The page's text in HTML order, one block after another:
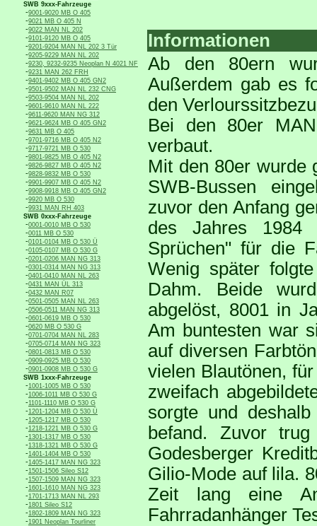
SWB 9xxx-Fahrzeuge
-9001-9020 MB O 405
-9021 MB O 405 N
-9022 MAN NL 202
-9101-9120 MB O 405
-9201-9204 MAN NL 202 3 Tür
-9205-9229 MAN NL 202
-9230, 9232-9235 Neoplan N 4021 NF
-9231 MAN 262 FRH
-9401-9402 MB O 405 GN2
-9501-9502 MAN NL 232 CNG
-9503-9504 MAN NL 202
-9601-9610 MAN NL 222
-9611-9620 MAN NG 312
-9621-9624 MB O 405 GN2
-9631 MB O 405
-9701-9716 MB O 405 N2
-9717-9721 MB O 530
-9801-9825 MB O 405 N2
-9826-9827 MB O 405 N2
-9828-9832 MB O 530
-9901-9907 MB O 405 N2
-9908-9918 MB O 405 GN2
-9920 MB O 530
-9931 MAN RH 403
SWB 0xxx-Fahrzeuge
-0001-0010 MB O 530
-0011 MB O 530
-0101-0104 MB O 530 Ü
-0105-0107 MB O 530 G
-0201-0206 MAN NG 313
-0301-0314 MAN NG 313
-0401-0410 MAN NL 263
-0431 MAN ÜL 313
-0432 MAN R07
-0501-0505 MAN NL 263
-0506-0511 MAN NG 313
-0601-0619 MB O 530
-0620 MB O 530 G
-0701-0704 MAN NL 283
-0705-0714 MAN NG 323
-0801-0813 MB O 530
-0909-0925 MB O 530
-0901-0908 MB O 530 G
SWB 1xxx-Fahrzeuge
-1001-1005 MB O 530
-1006-1011 MB O 530 G
-1101-1110 MB O 530 G
-1201-1204 MB O 530 Ü
-1205-1217 MB O 530
-1218-1221 MB O 530 G
-1301-1317 MB O 530
-1318-1321 MB O 530 G
-1401-1404 MB O 530
-1405-1417 MAN NG 323
-1501-1506 Sileo S12
-1507-1509 MAN NG 323
-1601-1610 MAN NG 323
-1701-1713 MAN NL 293
-1801 Sileo S12
-1802-1809 MAN NG 323
-1901 Neoplan Tourliner
Informationen
Ab den 80ern
Außerdem gab es
den
Bei den 80er
verbaut.
Mit den 80er wurde
SWB-Bussen
zuvor den Anfang
des Jahres 1984
Sprüchen" für die
Wenig später
Dahm. Beide
abgelöst, 8001 in
Am buntesten war
auf diversen
vielen Blautönen,
zweifach
sorgte und
befand. Zuvor
Godesberger
Gilio-Mode auf lila.
Zeit lang eine
Fahrradanhänger